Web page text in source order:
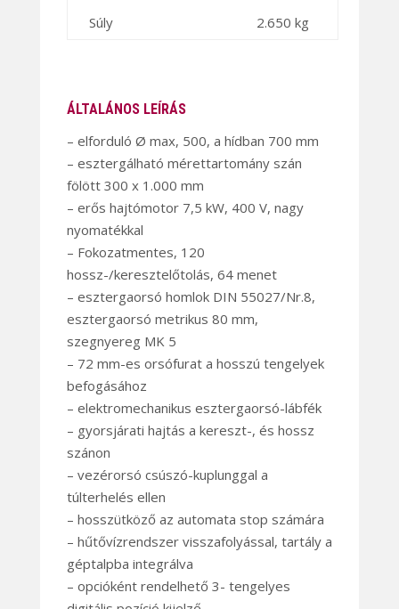
Súly
2.650 kg
ÁLTALÁNOS LEÍRÁS
– elforduló Ø max, 500, a hídban 700 mm
– esztergálható mérettartomány szán
fölött 300 x 1.000 mm
– erős hajtómotor 7,5 kW, 400 V, nagy
nyomatékkal
– Fokozatmentes, 120
hossz-/keresztelőtolás, 64 menet
– esztergaorsó homlok DIN 55027/Nr.8,
esztergaorsó metrikus 80 mm,
szegnyereg MK 5
– 72 mm-es orsófurat a hosszú tengelyek
befogásához
– elektromechanikus esztergaorsó-lábfék
– gyorsjárati hajtás a kereszt-, és hossz
szánon
– vezérorsó csúszó-kuplunggal a
túlterhelés ellen
– hosszütköző az automata stop számára
– hűtővízrendszer visszafolyással, tartály a
géptalpba integrálva
– opcióként rendelhető 3- tengelyes